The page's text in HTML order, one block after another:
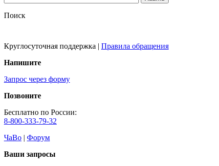
Поиск
Круглосуточная поддержка | Правила обращения
Напишите
Запрос через форму
Позвоните
Бесплатно по России:
8-800-333-79-32
ЧаВо | Форум
Ваши запросы